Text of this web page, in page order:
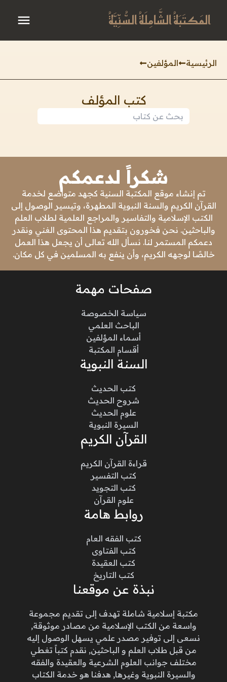
المَكتَبَةُ الشَّامِلَةُ السُّنِّيَّةُ
الرئيسية المؤلفين
كتب المؤلف
شكراً لدعمكم
تم إنشاء موقع المكتبة السنية كجهد متواضع لخدمة
القرآن الكريم والسنة النبوية المطهرة، وتيسير الوصول إلى
الكتب الإسلامية والتفاسير والمراجع العلمية لطلاب العلم
والباحثين. نحن فخورون بتقديم هذا المحتوى الغني ونقدر
دعمكم المستمر لنا. نسأل الله تعالى أن يجعل هذا العمل
خالصًا لوجهه الكريم، وأن ينفع به المسلمين في كل مكان.
صفحات مهمة
سياسة الخصوصة
الباحث العلمي
أسماء المؤلفين
أقسام المكتبة
السنة النبوية
كتب الحديث
شروح الحديث
علوم الحديث
السيرة النبوية
القرآن الكريم
قراءة القرآن الكريم
كتب التفسير
كتب التجويد
علوم القرآن
روابط هامة
كتب الفقه العام
كتب الفتاوى
كتب العقيدة
كتب التاريخ
نبذة عن موقعنا
مكتبة إسلامية شاملة تهدف إلى تقديم مجموعة
واسعة من الكتب الإسلامية من مصادر موثوقة,
نسعى إلى توفير مصدر علمي يسهل الوصول إليه
من قبل طلاب العلم و الباحثين, نقدم كتباً تغطي
مختلف جوانب العلوم الشرعية والعقيدة والفقه
والسيرة النبوية وغيرها, هدفنا هو خدمة الكتاب